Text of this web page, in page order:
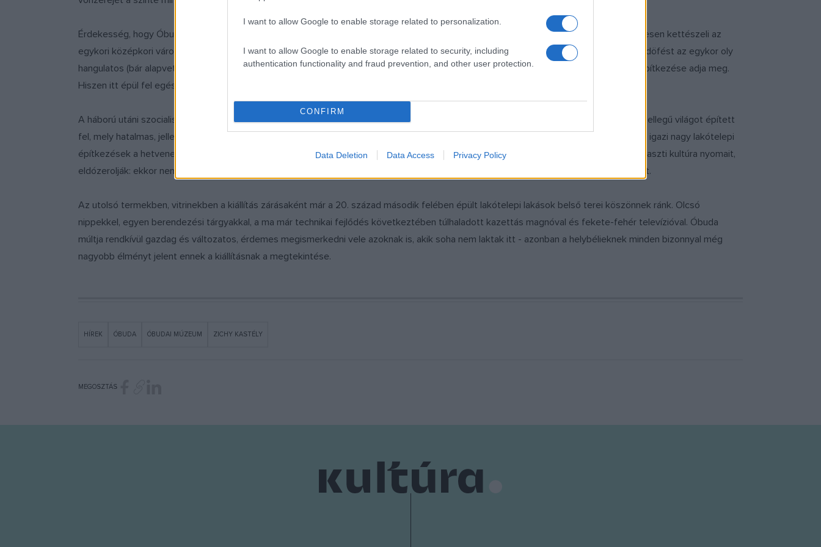
I want to allow Google to enable storage related to personalization.
I want to allow Google to enable storage related to security, including
authentication functionality and fraud prevention, and other user protection.
CONFIRM
Data Deletion Data Access Privacy Policy
Érdekesség, hogy Óbuda leépülését is egy jó szándékú fejlesztés okozza, hisz a 20. században megépült Árpád-híd lesz az, amely teljesen kettészeli az
egykori középkori városmagot, eltünteti a híres piacokat, és megbontja azt az egységet, amely a várost népszerűvé tette. A kegyelemdöfést az egykor oly
hangulatos (bár alapvetően egészségtelen és komfortnélküli) földszintes házakban működő vendéglőknek a szocialista időszak panelépítkezése adja meg.
Hiszen itt épül fel egész Európa legnagyobb egybefüggő lakótelepe, a Békásmegyeri lakótelep, vagy, ahogy mindenki hívta, a Békás.
A háború utáni szocialista rendszer felszámolta a jellemzően kispolgárok és munkások által lakott Óbudát, és helyébe egy új, falanszterjellegű világot épített
fel, mely hatalmas, jellegtelen tömbházak végeláthatatlan soraiból áll. Az óbudai kísérleti lakótelep 1958-64 között már megépült, de az igazi nagy lakótelepi
építkezések a hetvenes években történtek. A földszintes szoba-konyhás vályogházakat, melyek mindvégig magukban hordozták a paraszti kultúra nyomait,
eldózerolják: ekkor nem csak az épületek tűnnek el, de velük az a vonzó hangulat is, mely évszázadokon át jellemezte ezt a mezővárost.
Az utolsó termekben, vitrinekben a kiállítás zárásaként már a 20. század második felében épült lakótelepi lakások belső terei köszönnek ránk. Olcsó
nippekkel, egyen berendezési tárgyakkal, a ma már technikai fejlődés következtében túlhaladott kazettás magnóval és fekete-fehér televízióval. Óbuda
múltja rendkívül gazdag és változatos, érdemes megismerkedni vele azoknak is, akik soha nem laktak itt - azonban a helybélieknek minden bizonnyal még
nagyobb élményt jelent ennek a kiállításnak a megtekintése.
HÍREK ÓBUDA ÓBUDAI MÚZEUM ZICHY KASTÉLY
MEGOSZTÁS